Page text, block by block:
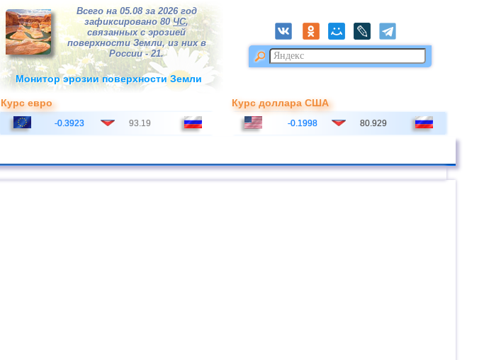
Всего на 05.08 за 2026 год
зафиксировано 80ЧС,
связанных с эрозией
поверхности Земли, из них в
России - 21.
Монитор эрозии поверхности Земли
Курс евро
-0.3923 93.19
Курс доллара США
-0.1998 80.929